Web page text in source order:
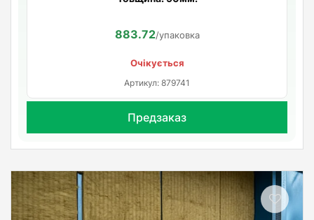
883.72/упаковка
Очікується
Артикул: 879741
Предзаказ